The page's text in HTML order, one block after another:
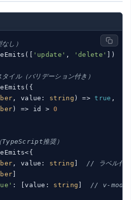
し）
'update' , 'delete' ])
ル（バリデーション付き）
, value: string ) => true ,
) => id > 0
推奨）
, value: string
// ラベル付
: [value: string
// v-model